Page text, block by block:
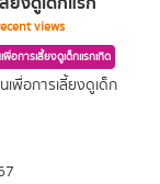
views
อการเลี้ยงดูเด็กแรกเกิด
เพื่อการเลี้ยงดูเด็ก